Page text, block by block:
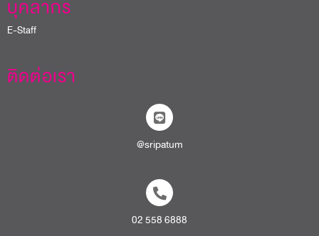
บุคลากร
E-Staff
ติดต่อเรา
@sripatum
02 558 6888